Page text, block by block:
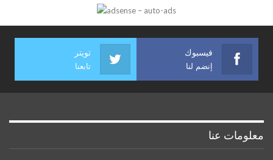
فيسبوك
إنضم لنا
تويتر
تابعنا
معلومات عنا